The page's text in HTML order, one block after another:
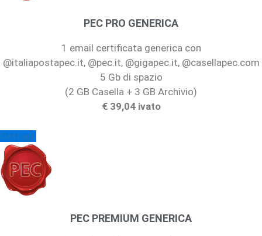
PEC PRO GENERICA
1 email certificata generica con
@italiapostapec.it, @pec.it, @gigapec.it, @casellapec.com
5 Gb di spazio
(2 GB Casella + 3 GB Archivio)
€ 39,04 ivato
Dettagli
PEC PREMIUM GENERICA